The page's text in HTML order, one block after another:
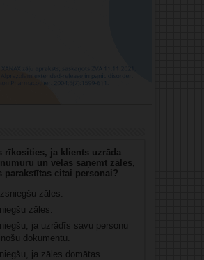
rīkosities, ja klients uzrāda
un vēlas saņemt zāles,
parakstītas citai personai?
zāles.
zāles.
ja uzrādīs savu personu
dokumentu.
ja zāles domātas